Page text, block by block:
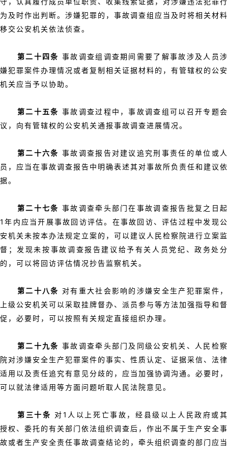
为及时作出判断。涉嫌犯罪的，事故调查组应当及时将相关材料
移交公安机关依法侦查。
第二十四条 事故调查组调查期间需要了解事故涉及人员涉
嫌犯罪案件办理情况或者复制相关证据材料的，有管辖权的公安
机关应当予以协助。
第二十五条 事故调查过程中，事故调查组可以召开专题会
议，向有管辖权的公安机关通报事故调查进展情况。
第二十六条 事故调查报告对建议追究刑事责任的单位或人
员，应当在事故调查报告中明确表述其对事故所负责任和建议依
据。
第二十七条 事故调查牵头部门在事故调查报告批复之日起
1年内应当开展事故回访评估。在事故回访、评估过程中发现公
安机关未按本办法规定立案的，可以建议人民检察院进行立案监
督；发现未按事故调查报告建议给予有关人员党纪、政务处分
的，可以将回访评估情况抄告监察机关。
第二十八条 对有重大社会影响的涉嫌安全生产犯罪案件，
上级公安机关可以采取挂牌督办、派员参与等方法加强指导和督
促，必要时，可以按照有关规定直接组织办理。
第二十九条 事故调查牵头部门及同级公安机关、人民检察
院对涉嫌安全生产犯罪案件的事实、性质认定、证据采信、法律
适用以及责任追究有意见分歧的，应当加强协调沟通。必要时，
可以就法律适用等方面问题听取人民法院意见。
第三十条 对1人以上死亡事故，经县级以上人民政府或其
授权、委托的有关部门依法组织调查后，作出不属于生产安全事
故或者生产安全责任事故调查结论的，牵头组织调查的部门应当